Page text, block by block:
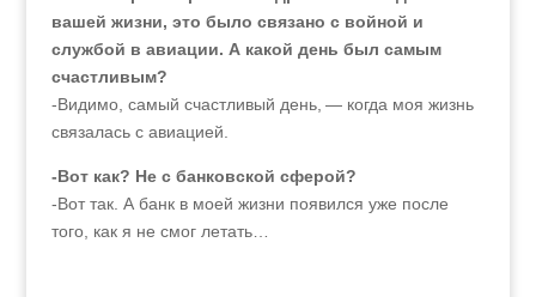
вашей жизни, это было связано с войной и
службой в авиации. А какой день был самым
счастливым?
-Видимо, самый счастливый день, — когда моя жизнь
связалась с авиацией.
-Вот как? Не с банковской сферой?
-Вот так. А банк в моей жизни появился уже после
того, как я не смог летать…